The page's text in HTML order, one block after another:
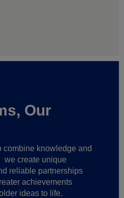
Our
combine knowledge and
we create unique
reliable partnerships
achievements
ideas to life.